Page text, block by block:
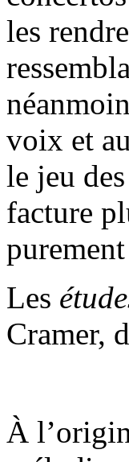
les
voix et
le jeu
facture
Les
Cramer,
À